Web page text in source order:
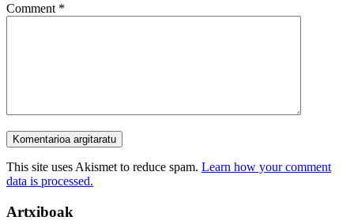
Comment *
This site uses Akismet to reduce spam. Learn how your comment
data is processed.
Artxiboak